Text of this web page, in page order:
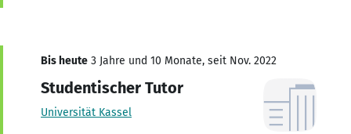
Bis heute 3 Jahre und 10 Monate, seit Nov. 2022
Studentischer Tutor
Universität Kassel